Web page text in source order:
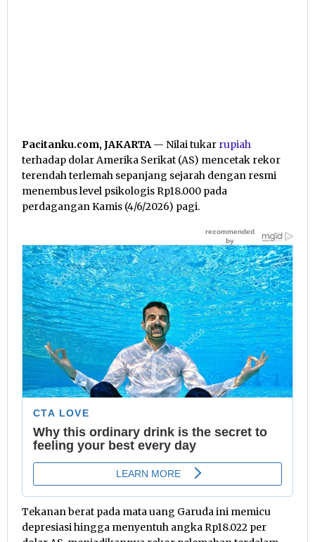
Pacitanku.com, JAKARTA — Nilai tukar rupiah
terhadap dolar Amerika Serikat (AS) mencetak rekor
terendah terlemah sepanjang sejarah dengan resmi
menembus level psikologis Rp18.000 pada
perdagangan Kamis (4/6/2026) pagi.
Tekanan berat pada mata uang Garuda ini memicu
depresiasi hingga menyentuh angka Rp18.022 per